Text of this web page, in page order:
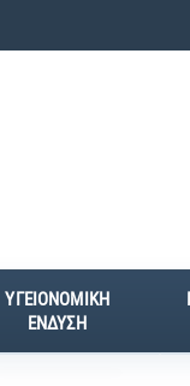
ΥΓΕΙΟΝΟΜΙΚΗ
ΕΝΔΥΣΗ